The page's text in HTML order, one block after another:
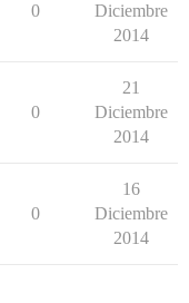
0
Diciembre
2014
0
21
Diciembre
2014
0
16
Diciembre
2014